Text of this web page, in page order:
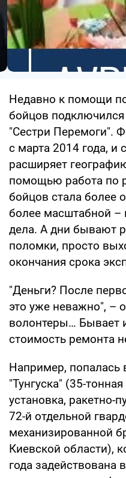
Недавно к помощи
бойцов
"Сестри Перемоги".
с марта 2014 года,
расширяет
помощью работа по
бойцов стала более
более масштабной –
дела. А дни бывают
поломки, просто
окончания срока
"Деньги? После
это уже неважно", –
волонтеры… Бывает
стоимость ремонта
Например, попалась
"Тунгуска" (35-
установка, ракетно-
72-й отдельной
механизированной
Киевской области),
года задействована